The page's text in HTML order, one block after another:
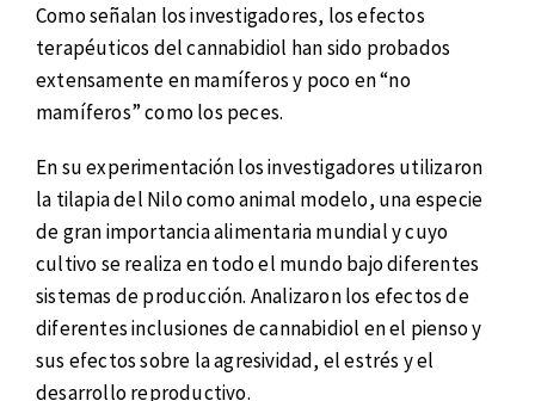
Como señalan los investigadores, los efectos
terapéuticos del cannabidiol han sido probados
extensamente en mamíferos y poco en “no
mamíferos” como los peces.
En su experimentación los investigadores utilizaron
la tilapia del Nilo como animal modelo, una especie
de gran importancia alimentaria mundial y cuyo
cultivo se realiza en todo el mundo bajo diferentes
sistemas de producción. Analizaron los efectos de
diferentes inclusiones de cannabidiol en el pienso y
sus efectos sobre la agresividad, el estrés y el
desarrollo reproductivo.